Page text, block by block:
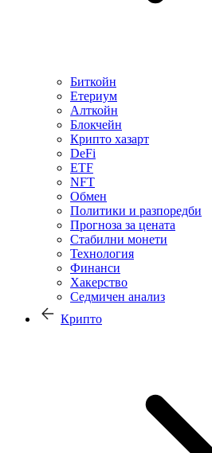
Биткойн
Етериум
Алткойн
Блокчейн
Крипто хазарт
DeFi
ETF
NFT
Обмен
Политики и разпоредби
Прогноза за цената
Стабилни монети
Технология
Финанси
Хакерство
Седмичен анализ
Крипто